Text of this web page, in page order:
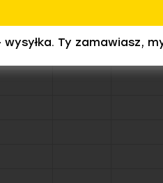
Ty zamawiasz,